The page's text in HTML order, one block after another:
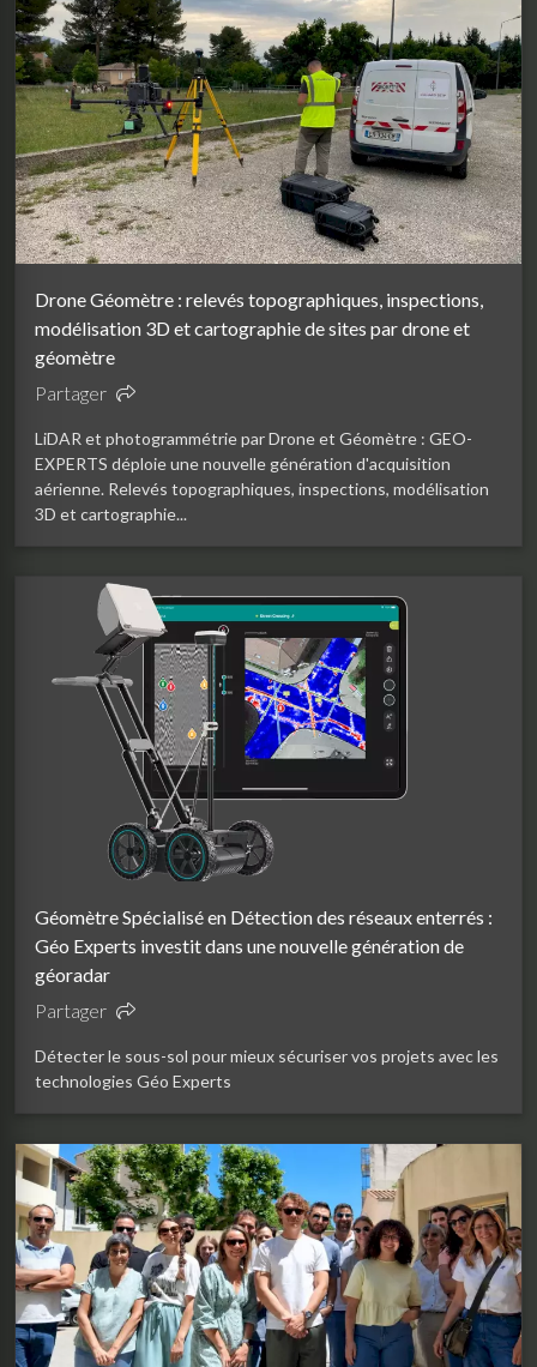
Drone Géomètre : relevés topographiques, inspections,
modélisation 3D et cartographie de sites par drone et
géomètre
Partager
LiDAR et photogrammétrie par Drone et Géomètre : GEO-
EXPERTS déploie une nouvelle génération d'acquisition
aérienne. Relevés topographiques, inspections, modélisation
3D et cartographie...
Géomètre Spécialisé en Détection des réseaux enterrés :
Géo Experts investit dans une nouvelle génération de
géoradar
Partager
Détecter le sous-sol pour mieux sécuriser vos projets avec les
technologies Géo Experts